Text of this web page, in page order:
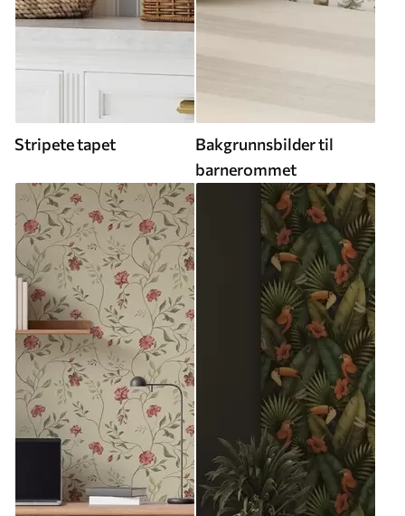
Stripete tapet
Bakgrunnsbilder til
barnerommet